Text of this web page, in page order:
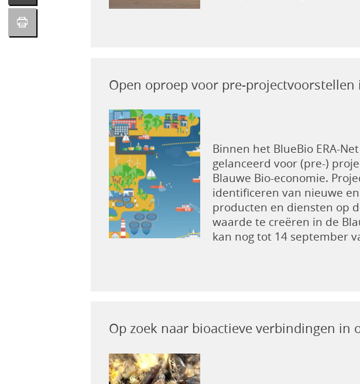
Open oproep voor pre-projectvoorstellen
Binnen het BlueBio ERA-
gelanceerd voor (pre-)
Blauwe Bio-economie.
identificeren van nieuwe
producten en diensten op
waarde te creëren in de
kan nog tot 14 september
Op zoek naar bioactieve verbindingen in